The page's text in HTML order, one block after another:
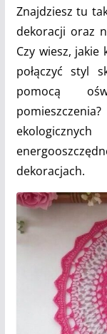
Znajdziesz tu
dekoracji oraz
Czy wiesz,
połączyć styl
pomocą
dekoracjach.